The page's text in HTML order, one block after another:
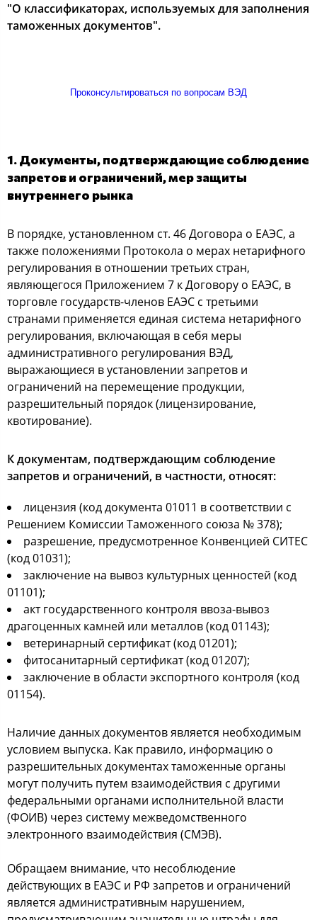
"О классификаторах, используемых для заполнения
таможенных документов".
Проконсультироваться по вопросам ВЭД
1. Документы, подтверждающие соблюдение
запретов и ограничений, мер защиты
внутреннего рынка
В порядке, установленном ст. 46 Договора о ЕАЭС, а
также положениями Протокола о мерах нетарифного
регулирования в отношении третьих стран,
являющегося Приложением 7 к Договору о ЕАЭС, в
торговле государств-членов ЕАЭС с третьими
странами применяется единая система нетарифного
регулирования, включающая в себя меры
административного регулирования ВЭД,
выражающиеся в установлении запретов и
ограничений на перемещение продукции,
разрешительный порядок (лицензирование,
квотирование).
К документам, подтверждающим соблюдение
запретов и ограничений, в частности, относят:
лицензия (код документа 01011 в соответствии с
Решением Комиссии Таможенного союза № 378);
разрешение, предусмотренное Конвенцией СИТЕС
(код 01031);
заключение на вывоз культурных ценностей (код
01101);
акт государственного контроля ввоза-вывоз
драгоценных камней или металлов (код 01143);
ветеринарный сертификат (код 01201);
фитосанитарный сертификат (код 01207);
заключение в области экспортного контроля (код
01154).
Наличие данных документов является необходимым
условием выпуска. Как правило, информацию о
разрешительных документах таможенные органы
могут получить путем взаимодействия с другими
федеральными органами исполнительной власти
(ФОИВ) через систему межведомственного
электронного взаимодействия (СМЭВ).
Обращаем внимание, что несоблюдение
действующих в ЕАЭС и РФ запретов и ограничений
является административным нарушением,